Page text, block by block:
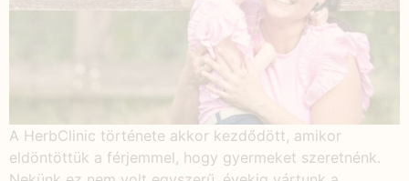
A HerbClinic története akkor kezdődött, amikor
eldöntöttük a férjemmel, hogy gyermeket szeretnénk.